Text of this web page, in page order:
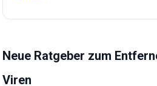
Neue Ratgeber zum
Viren